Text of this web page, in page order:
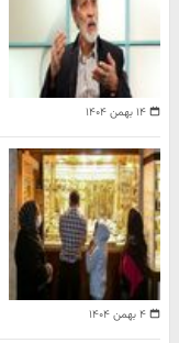
۱۴ بهمن ۱۴۰۴
۴ بهمن ۱۴۰۴